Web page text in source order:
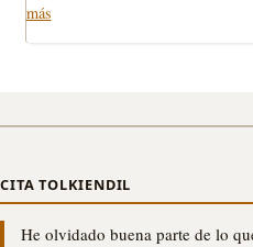
más
CITA TOLKIENDIL
He olvidado buena parte de lo